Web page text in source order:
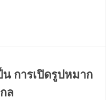
การเปิดรูปหมาก
ล